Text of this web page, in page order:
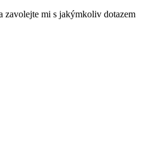
zavolejte mi s jakýmkoliv dotazem